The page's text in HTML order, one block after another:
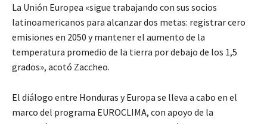
La Unión Europea «sigue trabajando con sus socios
latinoamericanos para alcanzar dos metas: registrar cero
emisiones en 2050 y mantener el aumento de la
temperatura promedio de la tierra por debajo de los 1,5
grados», acotó Zaccheo.
El diálogo entre Honduras y Europa se lleva a cabo en el
marco del programa EUROCLIMA, con apoyo de la